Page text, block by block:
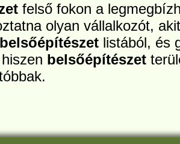
felső fokon a
olyan vállalkozót,
belsőépítészet listából, és
belsőépítészet